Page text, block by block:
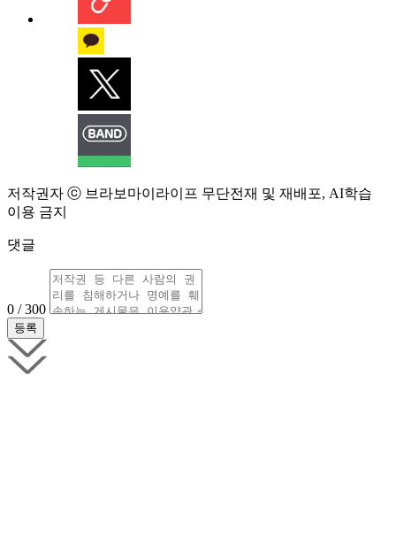
저작권자 ⓒ 브라보마이라이프 무단전재 및 재배포, AI학습
이용 금지
댓글
0 / 300